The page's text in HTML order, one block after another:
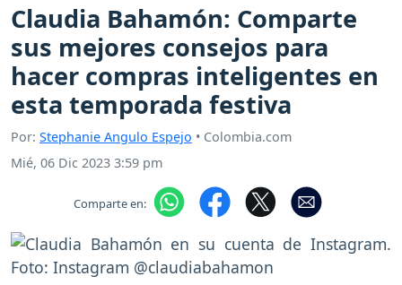
Claudia Bahamón: Comparte
sus mejores consejos para
hacer compras inteligentes en
esta temporada festiva
Por: Stephanie Angulo Espejo • Colombia.com
Mié, 06 Dic 2023 3:59 pm
Comparte en: